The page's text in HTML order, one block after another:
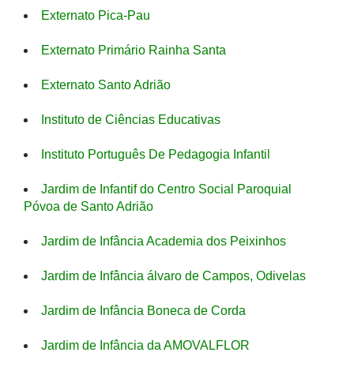
Externato Pica-Pau
Externato Primário Rainha Santa
Externato Santo Adrião
Instituto de Ciências Educativas
Instituto Português De Pedagogia Infantil
Jardim de Infantif do Centro Social Paroquial
Póvoa de Santo Adrião
Jardim de Infância Academia dos Peixinhos
Jardim de Infância álvaro de Campos, Odivelas
Jardim de Infância Boneca de Corda
Jardim de Infância da AMOVALFLOR